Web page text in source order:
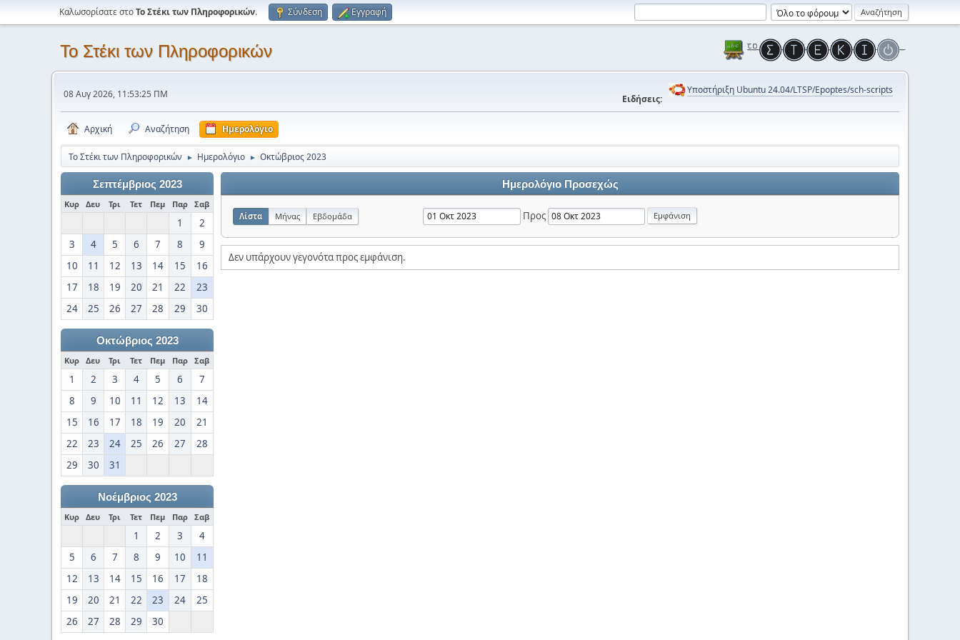
Καλωσορίσατε στοΤο Στέκι των Πληροφορικών. Σύνδεση Εγγραφή
Το Στέκι των Πληροφορικών
08 Αυγ 2026, 11:53:25 ΠΜ Ειδήσεις:
Υποστήριξη Ubuntu 24.04/LTSP/Epoptes/sch-scripts
Αρχική Αναζήτηση Ημερολόγιο
Το Στέκι των Πληροφορικών ► Ημερολόγιο ► Οκτώβριος 2023
Σεπτέμβριος 2023
Κυρ Δευ Τρι Τετ Πεμ Παρ Σαβ
1
2
3
4 5 6 7 8
9
10
11 12 13 14 15
16
17
18 19 20 21 22
23
24
25 26 27 28 29 30
Οκτώβριος 2023
Κυρ Δευ Τρι Τετ Πεμ Παρ Σαβ
1 2 3 4 5 6
7
8
9 10 11 12 13
14
15
16 17 18 19 20
21
22
23 24 25 26 27
28
29
30 31
Νοέμβριος 2023
Κυρ Δευ Τρι Τετ Πεμ Παρ Σαβ
1 2 3
4
5
6 7 8 9 10
11
12
13 14 15 16 17
18
19
20 21 22 23 24
25
26
27 28 29 30
Ημερολόγιο Προσεχώς
Λίστα Μήνας Εβδομάδα Προς
Δεν υπάρχουν γεγονότα προς εμφάνιση.